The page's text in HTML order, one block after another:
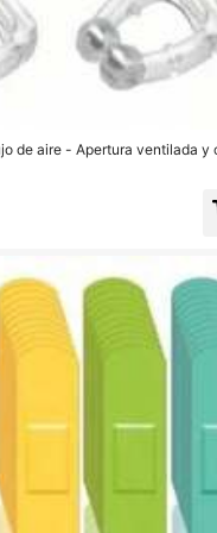
de aire - Apertura ventilada y
los ronquidos